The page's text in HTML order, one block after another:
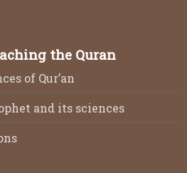
the Quran
of Qur’an
and its sciences